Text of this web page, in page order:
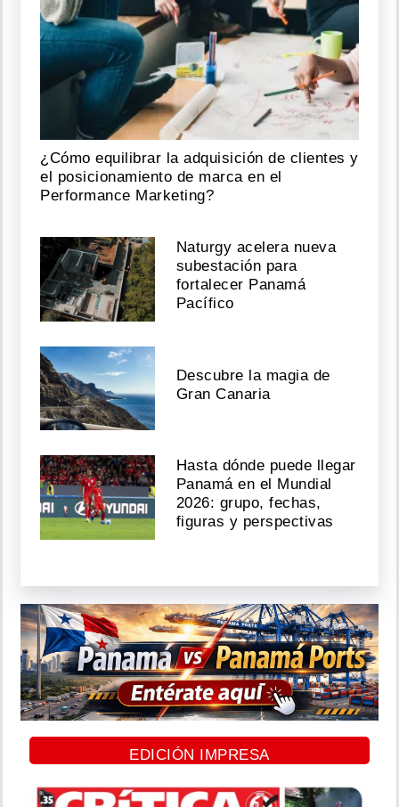
¿Cómo equilibrar la adquisición de clientes y
el posicionamiento de marca en el
Performance Marketing?
Naturgy acelera nueva
subestación para
fortalecer Panamá
Pacífico
Descubre la magia de
Gran Canaria
Hasta dónde puede llegar
Panamá en el Mundial
2026: grupo, fechas,
figuras y perspectivas
EDICIÓN IMPRESA